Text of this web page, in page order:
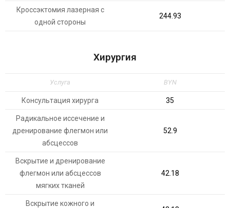
Кроссэктомия лазерная с
одной стороны
244.93
Хирургия
Услуга BYN
Консультация хирурга 35
Радикальное иссечение и
дренирование флегмон или
абсцессов
52.9
Вскрытие и дренирование
флегмон или абсцессов
мягких тканей
42.18
Вскрытие кожного и